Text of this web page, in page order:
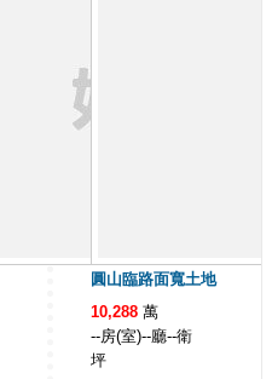
圓山臨路面寬土地
10,288 萬
--房(室)--廳--衛
坪